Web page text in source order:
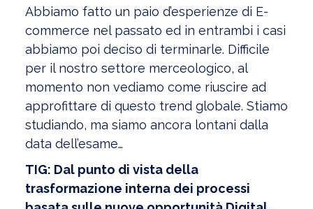
Abbiamo fatto un paio d’esperienze di E-
commerce nel passato ed in entrambi i casi
abbiamo poi deciso di terminarle. Difficile
per il nostro settore merceologico, al
momento non vediamo come riuscire ad
approfittare di questo trend globale. Stiamo
studiando, ma siamo ancora lontani dalla
data dell’esame…
TIG: Dal punto di vista della
trasformazione interna dei processi